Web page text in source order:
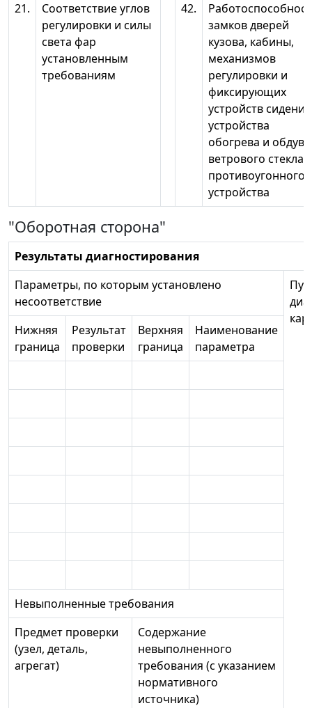
21.
Соответствие углов
регулировки и силы
света фар
установленным
требованиям
42.
замков дверей
кузова, кабины,
механизмов
регулировки и
фиксирующих
устройств
устройства
обогрева и обдува
ветрового стекла,
противоугонного
устройства
"Оборотная сторона"
Результаты диагностирования
Параметры, по которым установлено
несоответствие
Нижняя
граница
Результат
проверки
Верхняя
граница
Наименование
параметра
Невыполненные требования
Предмет проверки
(узел, деталь,
агрегат)
Содержание
невыполненного
требования (с указанием
нормативного
источника)